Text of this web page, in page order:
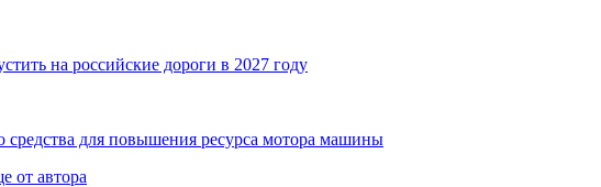
на российские дороги в 2027 году
для повышения ресурса мотора машины
от автора